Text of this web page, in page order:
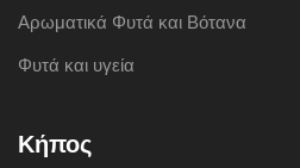
Αρωματικά Φυτά και Βότανα
Φυτά και υγεία
Κήπος